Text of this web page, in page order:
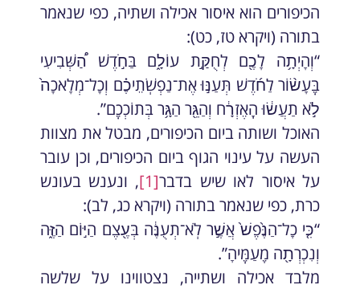
הכיפורים הוא איסור אכילה ושתיה, כפי שנאמר
בתורה (ויקרא טז, כט):
“וְהָיְתָ֥ה לָכֶ֖ם לְחֻקַּ֣ת עוֹלָ֑ם בַּחֹ֣דֶשׁ הַ֠שְּׁבִיעִי
בֶּֽעָשׂ֨וֹר לַחֹ֜דֶשׁ תְּעַנּ֣וּ אֶת־נַפְשֹֽׁתֵיכֶ֗ם וְכָל־מְלָאכָה֙
לֹ֣א תַעֲשׂ֔וּ הָֽאֶזְרָ֔ח וְהַגֵּ֖ר הַגָּ֥ר בְּתוֹכְכֶֽם”.
האוכל ושותה ביום הכיפורים, מבטל את מצוות
העשה על עינוי הגוף ביום הכיפורים, וכן עובר
על איסור לאו שיש בדבר[1]
, ונענש בעונש
כרת, כפי שנאמר בתורה (ויקרא כג, לב):
“כִּ֤י כָל־הַנֶּ֙פֶשׁ֙ אֲשֶׁ֣ר לֹֽא־תְעֻנֶּ֔ה בְּעֶ֖צֶם הַיּ֣וֹם הַזֶּ֑ה
וְנִכְרְתָ֖ה מֵֽעַמֶּֽיהָ”.
מלבד אכילה ושתייה, נצטווינו על שלשה